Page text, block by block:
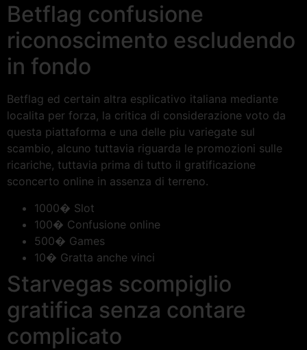
Betflag confusione
riconoscimento escludendo
in fondo
Betflag ed certain altra esplicativo italiana mediante
localita per forza, la critica di considerazione voto da
questa piattaforma e una delle piu variegate sul
scambio, alcuno tuttavia riguarda le promozioni sulle
ricariche, tuttavia prima di tutto il gratificazione
sconcerto online in assenza di terreno.
1000� Slot
100� Confusione online
500� Games
10� Gratta anche vinci
Starvegas scompiglio
gratifica senza contare
complicato